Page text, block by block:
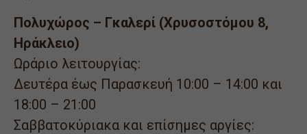
Πολυχώρος – Γκαλερί (Χρυσοστόμου 8,
Ηράκλειο)
Ωράριο λειτουργίας:
Δευτέρα έως Παρασκευή 10:00 – 14:00 και
18:00 – 21:00
Σαββατοκύριακα και επίσημες αργίες: